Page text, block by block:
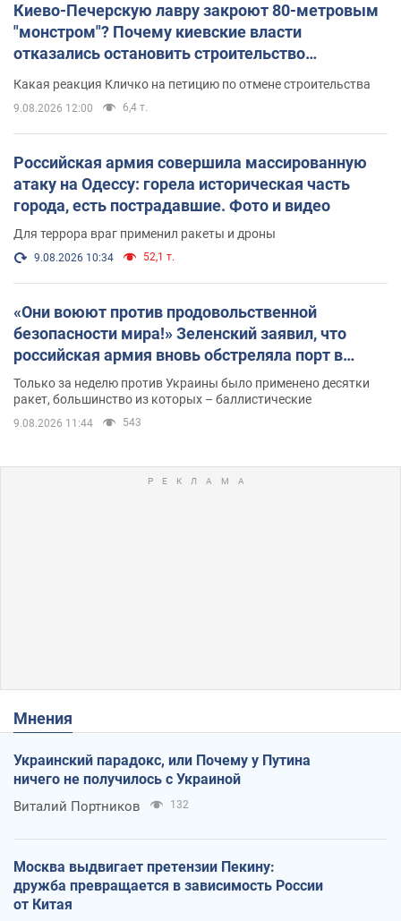
Киево-Печерскую лавру закроют 80-метровым
"монстром"? Почему киевские власти
отказались остановить строительство
небоскреба "московского верующего"
Какая реакция Кличко на петицию по отмене строительства
9.08.2026 12:00 6,4 т.
Российская армия совершила массированную
атаку на Одессу: горела историческая часть
города, есть пострадавшие. Фото и видео
Для террора враг применил ракеты и дроны
9.08.2026 10:34 52,1 т.
«Они воюют против продовольственной
безопасности мира!» Зеленский заявил, что
российская армия вновь обстреляла порт в
Одессе
Только за неделю против Украины было применено десятки
ракет, большинство из которых – баллистические
9.08.2026 11:44 543
Мнения
Украинский парадокс, или Почему у Путина
ничего не получилось с Украиной
Виталий Портников 132
Москва выдвигает претензии Пекину:
дружба превращается в зависимость России
от Китая